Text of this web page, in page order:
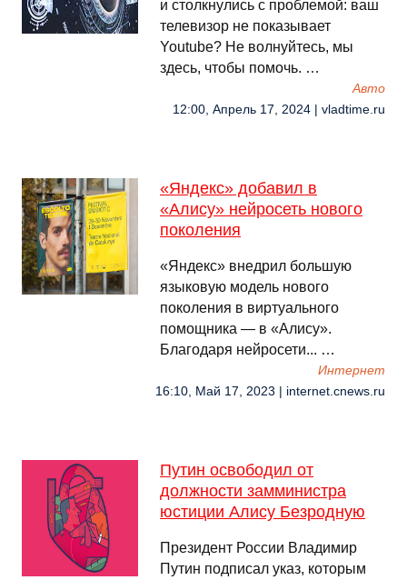
и столкнулись с проблемой: ваш
телевизор не показывает
Youtube? Не волнуйтесь, мы
здесь, чтобы помочь. …
Авто
12:00, Апрель 17, 2024 | vladtime.ru
«Яндекс» добавил в
«Алису» нейросеть нового
поколения
«Яндекс» внедрил большую
языковую модель нового
поколения в виртуального
помощника — в «Алису».
Благодаря нейросети... …
Интернет
16:10, Май 17, 2023 | internet.cnews.ru
Путин освободил от
должности замминистра
юстиции Алису Безродную
Президент России Владимир
Путин подписал указ, которым